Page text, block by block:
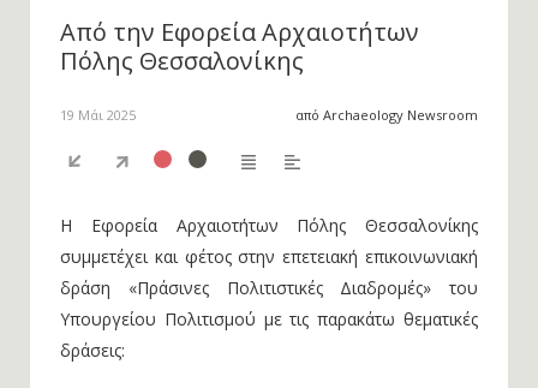
Από την Εφορεία Αρχαιοτήτων
Πόλης Θεσσαλονίκης
19 Μάι 2025 από Archaeology Newsroom
H Εφορεία Αρχαιοτήτων Πόλης Θεσσαλονίκης
συμμετέχει και φέτος στην επετειακή επικοινωνιακή
δράση «Πράσινες Πολιτιστικές Διαδρομές» του
Υπουργείου Πολιτισμού με τις παρακάτω θεματικές
δράσεις: